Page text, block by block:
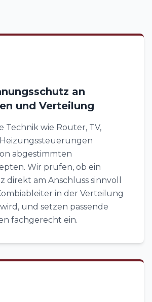
an
und Verteilung
Technik wie Router, TV,
abgestimmten
Wir prüfen, ob ein
direkt am Anschluss sinnvoll
in der Verteilung
und setzen passende
fachgerecht ein.